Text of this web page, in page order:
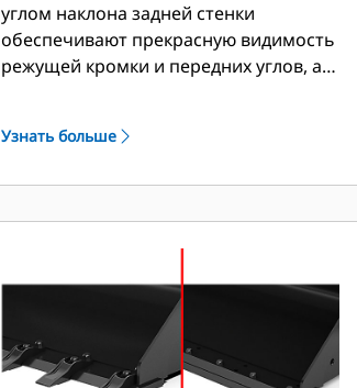
углом наклона задней стенки
обеспечивают прекрасную видимость
режущей кромки и передних углов, а
Узнать больше